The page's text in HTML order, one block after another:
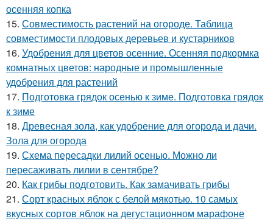
осенняя копка
15. Совместимость растений на огороде. Таблица
совместимости плодовых деревьев и кустарников
16. Удобрения для цветов осенние. Осенняя подкормка
комнатных цветов: народные и промышленные
удобрения для растений
17. Подготовка грядок осенью к зиме. Подготовка грядок
к зиме
18. Древесная зола, как удобрение для огорода и дачи.
Зола для огорода
19. Схема пересадки лилий осенью. Можно ли
пересаживать лилии в сентябре?
20. Как грибы подготовить. Как замачивать грибы
21. Сорт красных яблок с белой мякотью. 10 самых
вкусных сортов яблок на дегустационном марафоне